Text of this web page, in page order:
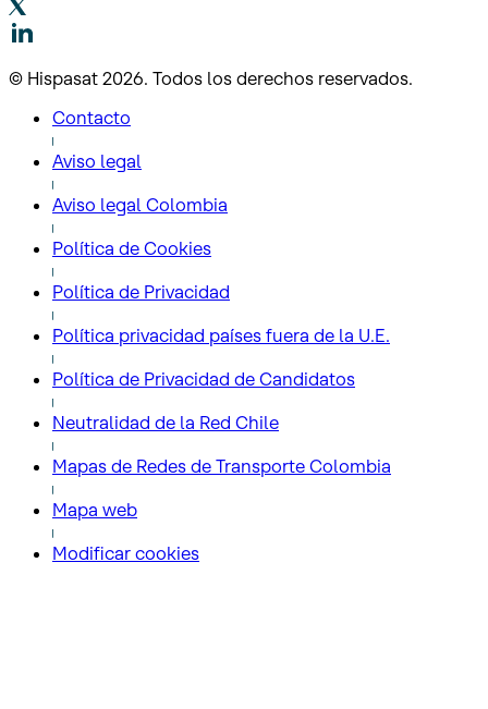
© Hispasat 2026. Todos los derechos reservados.
Contacto
Aviso legal
Aviso legal Colombia
Política de Cookies
Política de Privacidad
Política privacidad países fuera de la U.E.
Política de Privacidad de Candidatos
Neutralidad de la Red Chile
Mapas de Redes de Transporte Colombia
Mapa web
Modificar cookies